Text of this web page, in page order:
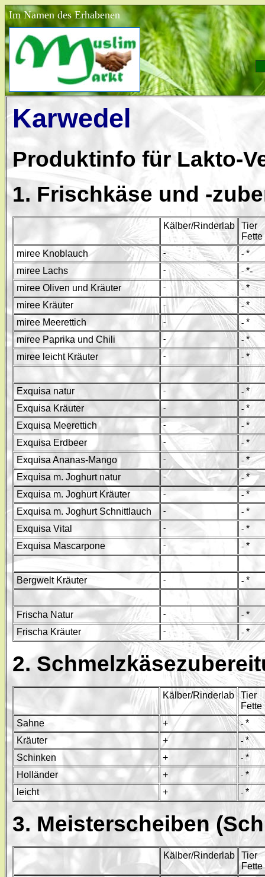
Im Namen des Erhabenen
Karwedel
Produktinfo für Lakto-
1. Frischkäse und -
Kälber/Rinderlab
Tier
Fette
miree Knoblauch
- - *
miree Lachs
- - *-
miree Oliven und Kräuter
- - *
miree Kräuter
- - *
miree Meerettich
- - *
miree Paprika und Chili
- - *
miree leicht Kräuter
- - *
Exquisa natur - - *
Exquisa Kräuter
- - *
Exquisa Meerettich
- - *
Exquisa Erdbeer
- - *
Exquisa Ananas-Mango
- - *
Exquisa m. Joghurt natur
- - *
Exquisa m. Joghurt Kräuter
- - *
Exquisa m. Joghurt Schnittlauch
- - *
Exquisa Vital
- - *
Exquisa Mascarpone
- - *
Bergwelt Kräuter - - *
Frischa Natur - - *
Frischa Kräuter
- - *
2.
Kälber/Rinderlab
Tier
Fette
Sahne
+ - *
Kräuter
+ - *
Schinken
+ - *
Holländer
+ - *
leicht
+ - *
3. Meisterscheiben
Kälber/Rinderlab
Tier
Fette